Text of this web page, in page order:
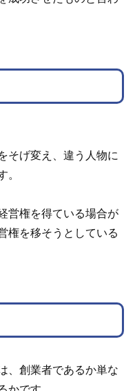
そげ変え、違う人物に
。
営権を得ている場合が
権を移そうとしている
、創業者であるか単な